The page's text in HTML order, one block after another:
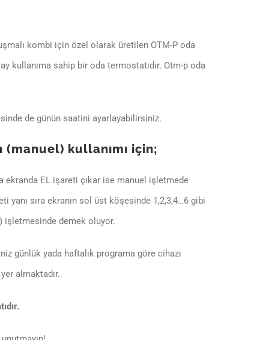
kombi için özel olarak üretilen OTM-P oda
kullanıma sahip bir oda termostatıdır. Otm-p oda
de günün saatini ayarlayabilirsiniz.
kullanımı için;
ekranda EL işareti çıkar ise manuel işletmede
sıra ekranın sol üst köşesinde 1,2,3,4…6 gibi
işletmesinde demek oluyor.
günlük yada haftalık programa göre cihazı
almaktadır.